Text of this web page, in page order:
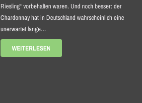
Riesling“ vorbehalten waren. Und noch besser: der
Chardonnay hat in Deutschland wahrscheinlich eine
unerwartet lange…
WEITERLESEN